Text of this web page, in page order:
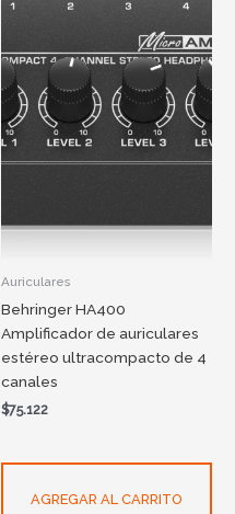
Auriculares
Behringer HA400
Amplificador de auriculares
estéreo ultracompacto de 4
canales
$75.122
AGREGAR AL CARRITO